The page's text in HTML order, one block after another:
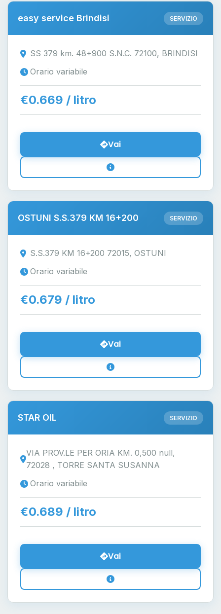
easy service Brindisi SERVIZIO
SS 379 km. 48+900 S.N.C. 72100, BRINDISI
Orario variabile
€0.669 / litro
Vai
OSTUNI S.S.379 KM 16+200 SERVIZIO
S.S.379 KM 16+200 72015, OSTUNI
Orario variabile
€0.679 / litro
Vai
STAR OIL SERVIZIO
VIA PROV.LE PER ORIA KM. 0,500 null,
72028 , TORRE SANTA SUSANNA
Orario variabile
€0.689 / litro
Vai